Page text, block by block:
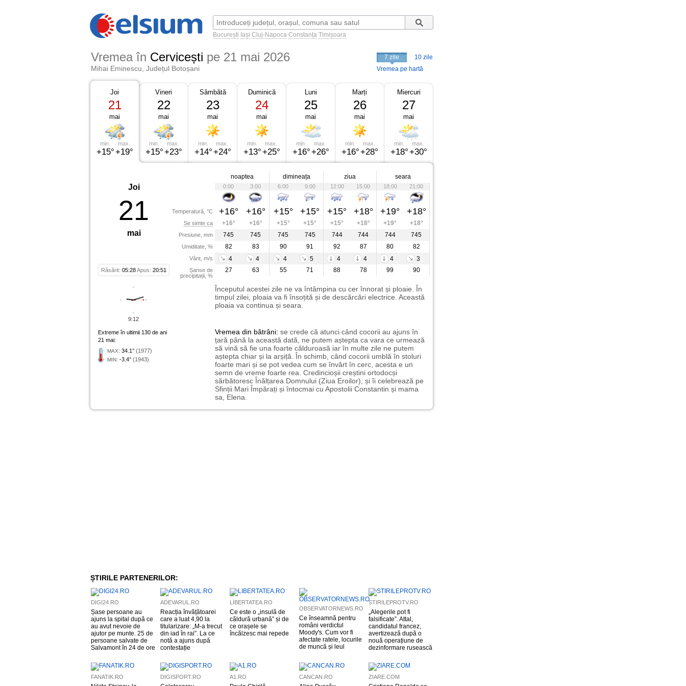
București Iași Cluj-Napoca Constanța Timișoara
Vremea în Cervicești pe 21 mai 2026
Mihai Eminescu, Județul Botoșani
7 zile
10 zile
Vremea pe hartă
Joi
21
mai
min.
+15°
max.
+19°
Vineri
22
mai
min.
+15°
max.
+23°
Sâmbătă
23
mai
min.
+14°
max.
+24°
Duminică
24
mai
min.
+13°
max.
+25°
Luni
25
mai
min.
+16°
max.
+26°
Marți
26
mai
min.
+16°
max.
+28°
Miercuri
27
mai
min.
+18°
max.
+30°
Joi
21
mai
Răsărit: 05:28Apus: 20:51
Temperatură, °C
Se simte ca
Presiune, mm
Umiditate, %
Vânt, m/s
Șanse de
precipitații, %
noaptea dimineața ziua seara
0:00 3:00 6:00 9:00 12:00 15:00 18:00 21:00
+16° +16° +15° +15° +15° +18° +19° +18°
+16° +16° +15° +15° +15° +18° +19°
+18°
745
745 745 745 744 744 744
745
82
83 90 91 92 87 80
82
4
4 4 5 4 4 4
3
27
63 55 71 88 78 99 90
Începutul acestei zile ne va întâmpina cu cer înnorat și ploaie. În
timpul zilei, ploaia va fi însoțită și de descărcări electrice. Această
ploaia va continua și seara.
Extreme în ultimii 130 de ani
21 mai:
MAX: 34.1° (1977)
MIN: -3.4° (1943)
Vremea din bătrâni: se crede că atunci când cocorii au ajuns în
țară până la această dată, ne putem aștepta ca vara ce urmează
să vină să fie una foarte călduroasă iar în multe zile ne putem
aștepta chiar și la arșiță. În schimb, când cocorii umblă în stoluri
foarte mari și se pot vedea cum se învârt în cerc, acesta e un
semn de vreme foarte rea. Credincioșii creștini ortodocși
sărbătoresc Înălțarea Domnului (Ziua Eroilor), și îi celebrează pe
Sfinții Mari Împărați și întocmai cu Apostolii Constantin și mama
sa, Elena.
9:12
ȘTIRILE PARTENERILOR:
DIGI24.RO
Șase persoane au
ajuns la spital după ce
au avut nevoie de
ajutor pe munte. 25 de
persoane salvate de
Salvamont în 24 de ore
ADEVARUL.RO
Reacția învățătoarei
care a luat 4,90 la
titularizare: „M-a trecut
din iad în rai”. La ce
notă a ajuns după
contestație
LIBERTATEA.RO
Ce este o „insulă de
căldură urbană” și de
ce orașele se
încălzesc mai repede
OBSERVATORNEWS.RO
Ce înseamnă pentru
români verdictul
Moody's. Cum vor fi
afectate ratele, locurile
de muncă și leul
STIRILEPROTV.RO
„Alegerile pot fi
falsificate”. Attal,
candidatul francez,
avertizează după o
nouă operațiune de
dezinformare rusească
FANATIK.RO DIGISPORT.RO A1.RO CANCAN.RO ZIARE.COM